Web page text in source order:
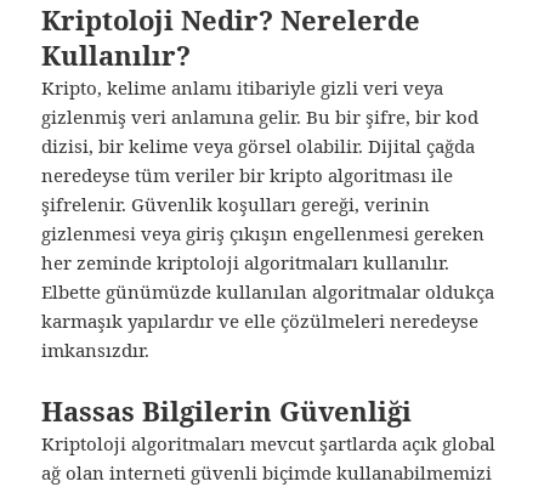
Kriptoloji Nedir? Nerelerde
Kullanılır?
Kripto, kelime anlamı itibariyle gizli veri veya
gizlenmiş veri anlamına gelir. Bu bir şifre, bir kod
dizisi, bir kelime veya görsel olabilir. Dijital çağda
neredeyse tüm veriler bir kripto algoritması ile
şifrelenir. Güvenlik koşulları gereği, verinin
gizlenmesi veya giriş çıkışın engellenmesi gereken
her zeminde kriptoloji algoritmaları kullanılır.
Elbette günümüzde kullanılan algoritmalar oldukça
karmaşık yapılardır ve elle çözülmeleri neredeyse
imkansızdır.
Hassas Bilgilerin Güvenliği
Kriptoloji algoritmaları mevcut şartlarda açık global
ağ olan interneti güvenli biçimde kullanabilmemizi